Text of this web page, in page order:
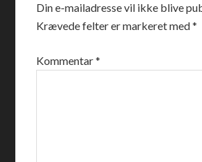
Din e-mailadresse vil ikke blive
Krævede felter er markeret med*
Kommentar*